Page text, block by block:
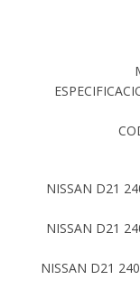
NISSAN D21
NISSAN D21
NISSAN D21